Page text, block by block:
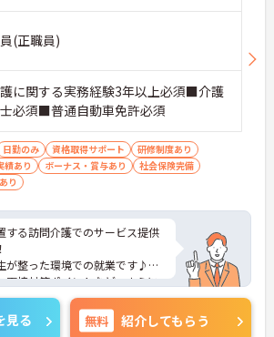
(正職員)
に関する実務経験3年以上必須■介護
必須■普通自動車免許必須
日勤のみ 資格取得サポート
研修制度あり
績あり
ボーナス・賞与あり
社会保険完備
り
する訪問介護でのサービス提供
が整った環境での就業です♪
面接対策ポイントなど、さらに
ますのでお気軽にご相談くださ
見る 無料 紹介してもらう